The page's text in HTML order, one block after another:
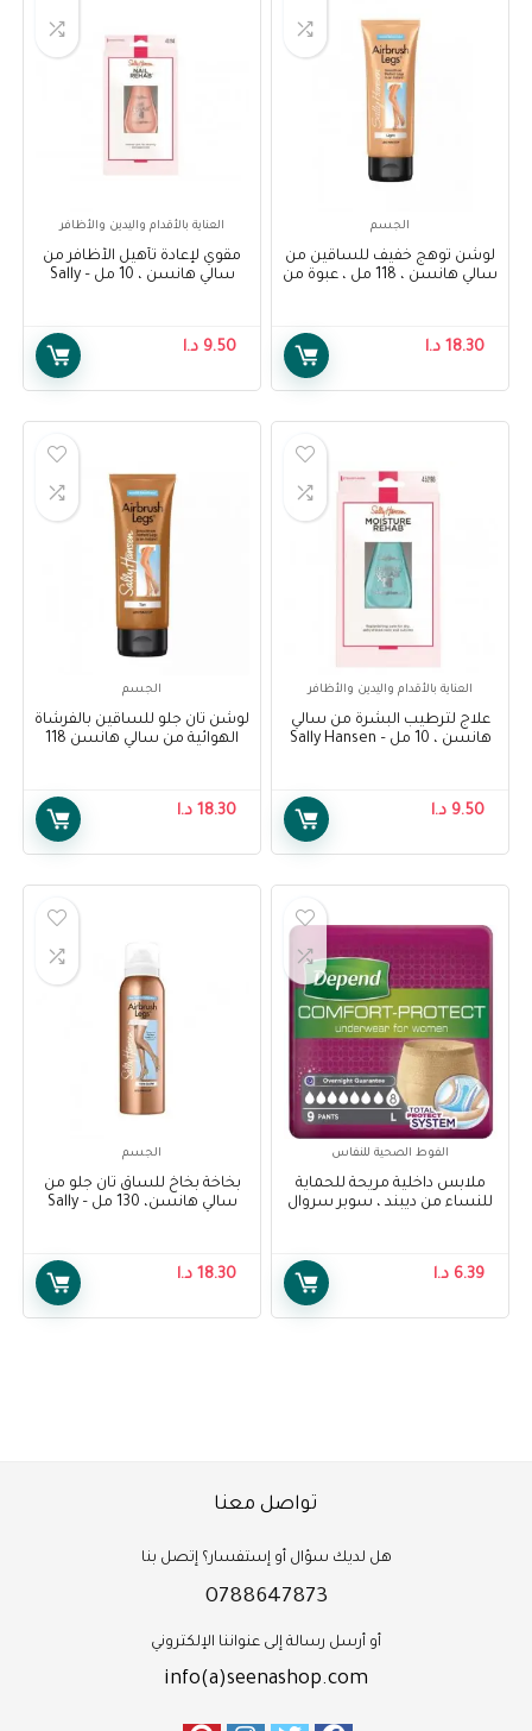
الجسم
لوشن توهج خفيف للساقين من
سالي هانسن ، 118 مل ، عبوة من
18.30 د.ا
العناية بالأقدام واليدين والأظافر
مقوي لإعادة تأهيل الأظافر من
سالي هانسن ، 10 مل – Sally
9.50 د.ا
العناية بالأقدام واليدين والأظافر
علاج لترطيب البشرة من سالي
هانسن ، 10 مل – Sally Hansen
9.50 د.ا
الجسم
لوشن تان جلو للساقين بالفرشاة
الهوائية من سالي هانسن 118
18.30 د.ا
الفوط الصحية للنفاس
ملابس داخلية مريحة للحماية
للنساء من ديبند ، سوبر سروال
for Women, Super Pants for
Female Large, 9 pcs6.39 د.ا
الجسم
بخاخة بخاخ للساق تان جلو من
سالي هانسن، 130 مل – Sally
18.30 د.ا
تواصل معنا
هل لديك سؤال أو إستفسار؟ إتصل بنا
0788647873
أو أرسل رسالة إلى عنواننا الإلكتروني
info(a)seenashop.com